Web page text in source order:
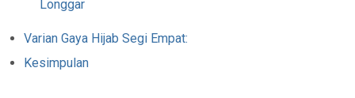
Longgar
Varian Gaya Hijab Segi Empat:
Kesimpulan